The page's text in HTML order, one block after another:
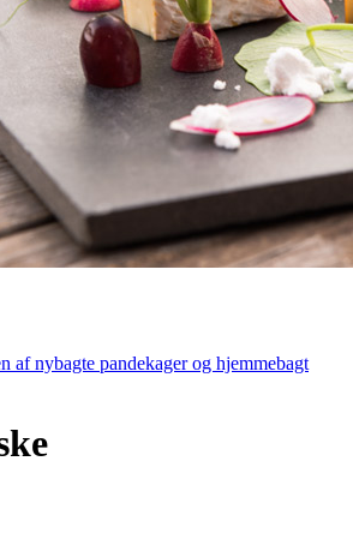
af nybagte pandekager og hjemmebagt